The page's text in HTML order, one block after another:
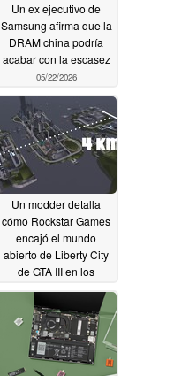
Un ex ejecutivo de
Samsung afirma que la
DRAM china podría
acabar con la escasez
05/22/2026
Un modder detalla
cómo Rockstar Games
encajó el mundo
abierto de Liberty City
de GTA III en los
memoria de la PS2
05/17/2026